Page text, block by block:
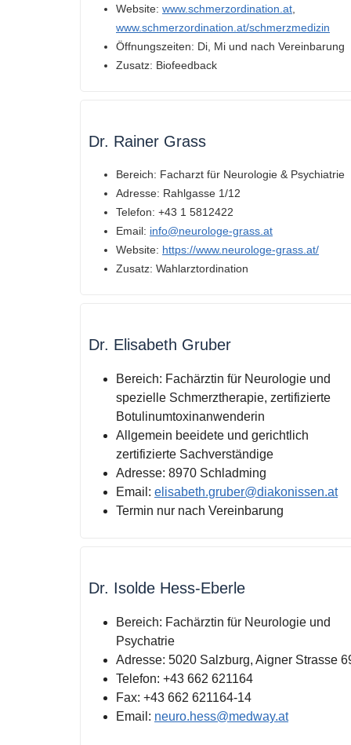
Website: www.schmerzordination.at,
www.schmerzordination.at/schmerzmedizin
Öffnungszeiten: Di, Mi und nach Vereinbarung
Zusatz: Biofeedback
Dr. Rainer Grass
Bereich: Facharzt für Neurologie & Psychiatrie
Adresse: Rahlgasse 1/12
Telefon: +43 1 5812422
Email: info@neurologe-grass.at
Website: https://www.neurologe-grass.at/
Zusatz: Wahlarztordination
Dr. Elisabeth Gruber
Bereich: Fachärztin für Neurologie und
spezielle Schmerztherapie, zertifizierte
Botulinumtoxinanwenderin
Allgemein beeidete und gerichtlich
zertifizierte Sachverständige
Adresse: 8970 Schladming
Email: elisabeth.gruber@diakonissen.at
Termin nur nach Vereinbarung
Dr. Isolde Hess-Eberle
Bereich: Fachärztin für Neurologie und
Psychatrie
Adresse: 5020 Salzburg, Aigner Strasse
Telefon: +43 662 621164
Fax: +43 662 621164-14
Email: neuro.hess@medway.at